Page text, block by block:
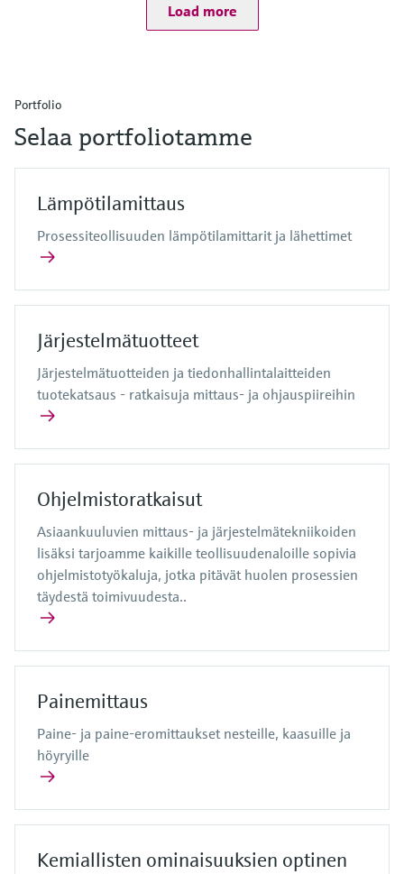
Load more
Portfolio
Selaa portfoliotamme
Lämpötilamittaus
Prosessiteollisuuden lämpötilamittarit ja lähettimet
Järjestelmätuotteet
Järjestelmätuotteiden ja tiedonhallintalaitteiden
tuotekatsaus - ratkaisuja mittaus- ja ohjauspiireihin
Ohjelmistoratkaisut
Asiaankuuluvien mittaus- ja järjestelmätekniikoiden
lisäksi tarjoamme kaikille teollisuudenaloille sopivia
ohjelmistotyökaluja, jotka pitävät huolen prosessien
täydestä toimivuudesta..
Painemittaus
Paine- ja paine-eromittaukset nesteille, kaasuille ja
höyryille
Kemiallisten ominaisuuksien optinen